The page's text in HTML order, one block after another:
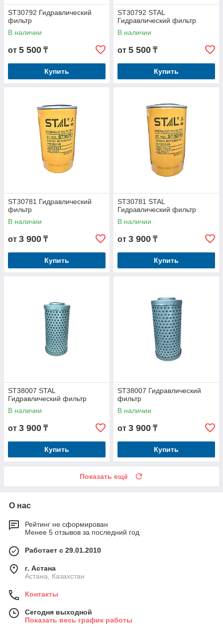
ST30792 Гидравлический
фильтр
В наличии
от 5 500 ₸
Купить
ST30792 STAL
Гидравлический фильтр
В наличии
от 5 500 ₸
Купить
ST30781 Гидравлический
фильтр
В наличии
от 3 900 ₸
Купить
ST30781 STAL
Гидравлический фильтр
В наличии
от 3 900 ₸
Купить
ST38007 STAL
Гидравлический фильтр
В наличии
от 3 900 ₸
Купить
ST38007 Гидравлический
фильтр
В наличии
от 3 900 ₸
Купить
Показать ещё
О нас
Рейтинг не сформирован
Менее 5 отзывов за последний год
Работает с 29.01.2010
г. Астана
Астана, Казахстан
Контакты
Сегодня выходной
Показать весь график работы